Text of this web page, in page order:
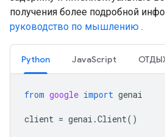
получения более подробной
руководство по мышлению .
Python JavaScript
from google import genai
client = genai .Client()